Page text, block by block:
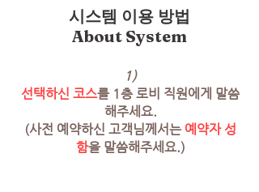
시스템 이용 방법
About System
1)
선택하신 코스를 1층 로비 직원에게 말씀
해주세요.
(사전 예약하신 고객님께서는 예약자 성
함을 말씀해주세요.)